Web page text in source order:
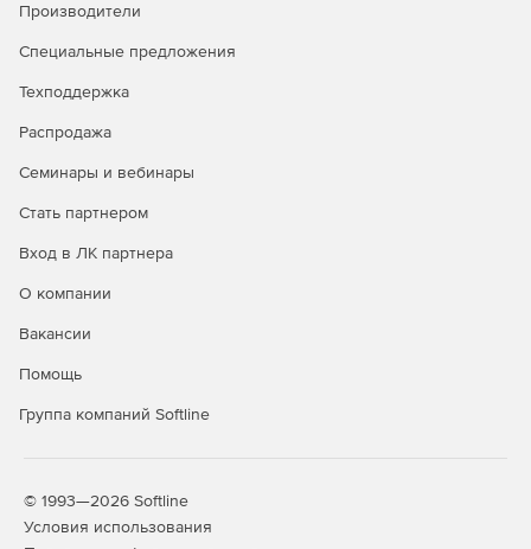
Производители
Специальные предложения
Техподдержка
Распродажа
Семинары и вебинары
Стать партнером
Вход в ЛК партнера
О компании
Вакансии
Помощь
Группа компаний Softline
© 1993—2026 Softline
Условия использования